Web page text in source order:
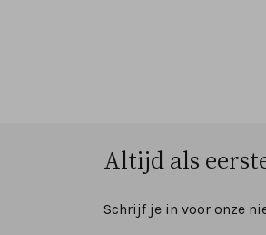
Altijd als
Schrijf je in voor onze